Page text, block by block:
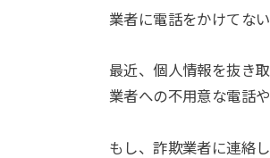
業者に電話をかけてな
最近、個人情報を抜き
業者への不用意な電話
もし、詐欺業者に連絡